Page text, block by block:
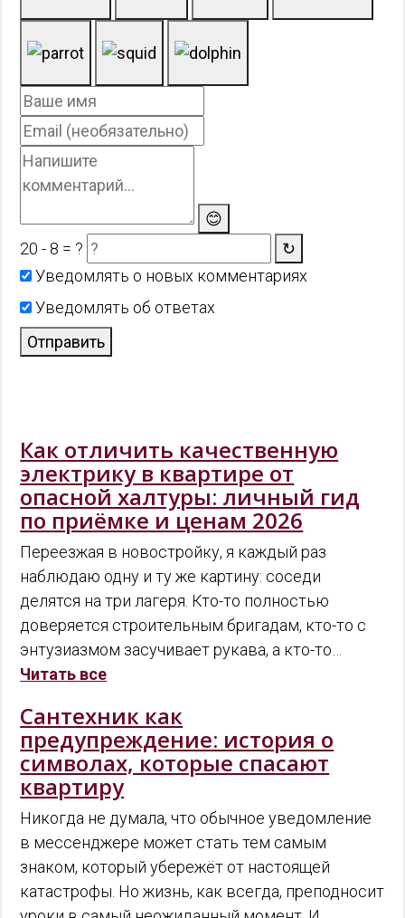
😊
20 - 8 = ?
↻
Уведомлять о новых комментариях
Уведомлять об ответах
Отправить
Как отличить качественную
электрику в квартире от
опасной халтуры: личный гид
по приёмке и ценам 2026
Переезжая в новостройку, я каждый раз
наблюдаю одну и ту же картину: соседи
делятся на три лагеря. Кто-то полностью
доверяется строительным бригадам, кто-то с
энтузиазмом засучивает рукава, а кто-то…
Читать все
Сантехник как
предупреждение: история о
символах, которые спасают
квартиру
Никогда не думала, что обычное уведомление
в мессенджере может стать тем самым
знаком, который убережёт от настоящей
катастрофы. Но жизнь, как всегда, преподносит